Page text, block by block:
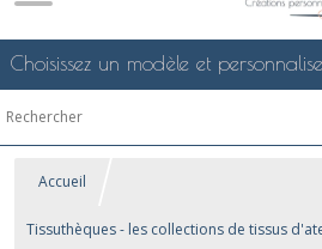
Accueil
Tissuthèques - les collections de tissus